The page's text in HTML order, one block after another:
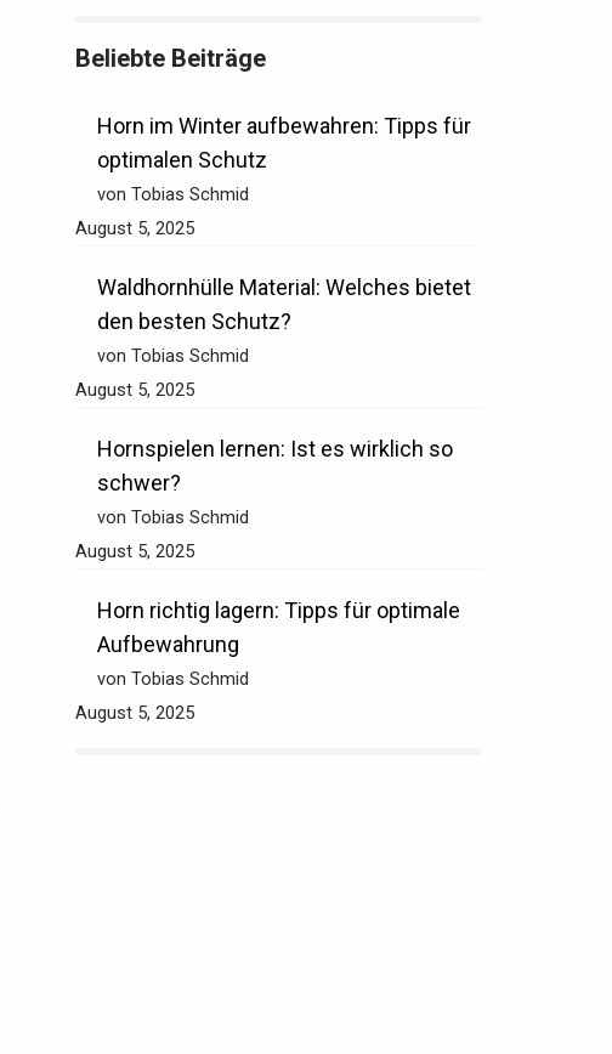
Beliebte Beiträge
Horn im Winter aufbewahren: Tipps für
optimalen Schutz
von Tobias Schmid
August 5, 2025
Waldhornhülle Material: Welches bietet
den besten Schutz?
von Tobias Schmid
August 5, 2025
Hornspielen lernen: Ist es wirklich so
schwer?
von Tobias Schmid
August 5, 2025
Horn richtig lagern: Tipps für optimale
Aufbewahrung
von Tobias Schmid
August 5, 2025